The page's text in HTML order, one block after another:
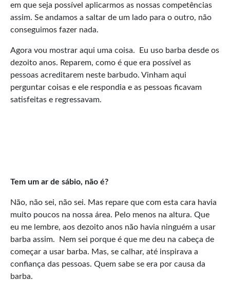
em que seja possível aplicarmos as nossas competências
assim. Se andamos a saltar de um lado para o outro, não
conseguimos fazer nada.
Agora vou mostrar aqui uma coisa. Eu uso barba desde os
dezoito anos. Reparem, como é que era possível as
pessoas acreditarem neste barbudo. Vinham aqui
perguntar coisas e ele respondia e as pessoas ficavam
satisfeitas e regressavam.
Tem um ar de sábio, não é?
Não, não sei, não sei. Mas repare que com esta cara havia
muito poucos na nossa área. Pelo menos na altura. Que
eu me lembre, aos dezoito anos não havia ninguém a usar
barba assim. Nem sei porque é que me deu na cabeça de
começar a usar barba. Mas, se calhar, até inspirava a
confiança das pessoas. Quem sabe se era por causa da
barba.